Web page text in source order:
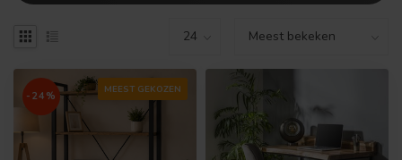
MEEST GEKOZEN
-24%